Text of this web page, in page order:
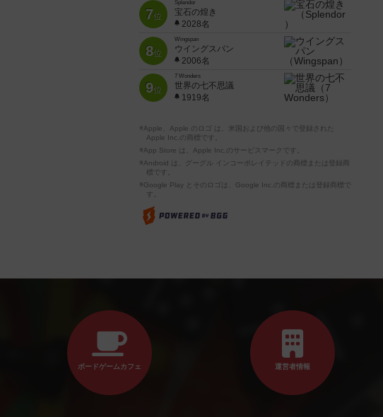
7位
Splendor
宝石の煌き
2028名
8位
Wingspan
ウイングスパン
2006名
9位
7 Wonders
世界の七不思議
1919名
※Apple、Apple のロゴ は、米国および他の国々で登録された
Apple Inc.の商標です。
※App Store は、Apple Inc.のサービスマークです。
※Android は、グーグル インコーポレイテッドの商標または登録商
標です。
※Google Play とそのロゴは、Google Inc.の商標または登録商標で
す。
ボードゲームカフェ 運営者情報